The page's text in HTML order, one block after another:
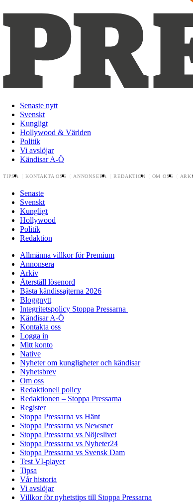
Senaste nytt
Svenskt
Kungligt
Hollywood & Världen
Politik
Vi avslöjar
Kändisar A-Ö
TIPSA KONTAKTA OSS ANNONSERA REDAKTION OM OSS
Senaste
Svenskt
Kungligt
Hollywood
Politik
Redaktion
Allmänna villkor för Premium
Annonsera
Arkiv
Återställ lösenord
Bästa kändissajterna 2026
Bloggnytt
Integritetspolicy Stoppa Pressarna
Kändisar A-Ö
Kontakta oss
Logga in
Mitt konto
Native
Nyheter om kungligheter och kändisar
Nyhetsbrev
Om oss
Redaktionell policy
Redaktionen – Stoppa Pressarna
Register
Stoppa Pressarna vs Hänt
Stoppa Pressarna vs Newsner
Stoppa Pressarna vs Nöjeslivet
Stoppa Pressarna vs Nyheter24
Stoppa Pressarna vs Svensk Dam
Test VI-player
Tipsa
Vår historia
Vi avslöjar
Villkor för nyhetstips till Stoppa Pressarna